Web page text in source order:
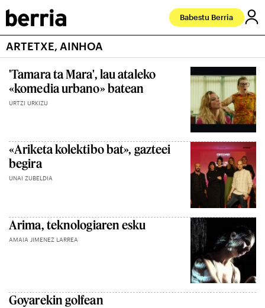
Babestu Berria
ARTETXE, AINHOA
'Tamara ta Mara', lau ataleko
«komedia urbano» batean
URTZI URKIZU
«Ariketa kolektibo bat», gazteei
begira
UNAI ZUBELDIA
Arima, teknologiaren esku
AMAIA JIMENEZ LARREA
Goyarekin golfean